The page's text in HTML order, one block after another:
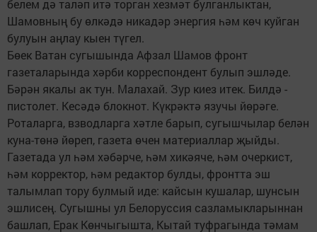
белем дә таләп итә торган хезмәт булганлыктан,
Шамовның бу өлкәдә никадәр энергия һәм көч куйган
булуын аңлау кыен түгел.
Бөек Ватан сугышында Афзал Шамов фронт
газеталарында хәрби корреспондент булып эшләде.
Бәрән якалы ак тун. Малахай. Зур киез итек. Билдә -
пистолет. Кесәдә блокнот. Күкрәктә язучы йөрәге.
Роталарга, взводларга хәтле барып, сугышчылар белән
куна-төнә йөреп, газета өчен материаллар җыйды.
Газетада ул һәм хәбәрче, һәм хикәяче, һәм очеркист,
һәм корректор, һәм редактор булды, фронтта эш
талымлап тору булмый иде: кайсын кушалар, шунсын
эшлисең. Сугышны ул Белоруссия сазламыкларыннан
башлап, Ерак Көнчыгышта, Кытай туфрагында тәмам